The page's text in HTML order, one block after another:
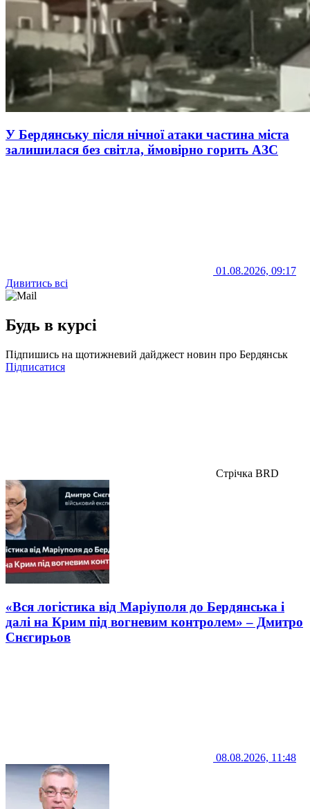
У Бердянську після нічної атаки частина міста
залишилася без світла, ймовірно горить АЗС
01.08.2026, 09:17
Дивитись всі
Будь в курсі
Підпишись на щотижневий дайджест новин про Бердянськ
Підписатися
Стрічка BRD
«Вся логістика від Маріуполя до Бердянська і
далі на Крим під вогневим контролем» – Дмитро
Снєгирьов
08.08.2026, 11:48